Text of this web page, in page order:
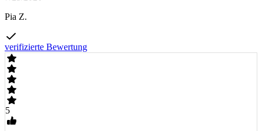
Pia Z.
verifizierte Bewertung
5